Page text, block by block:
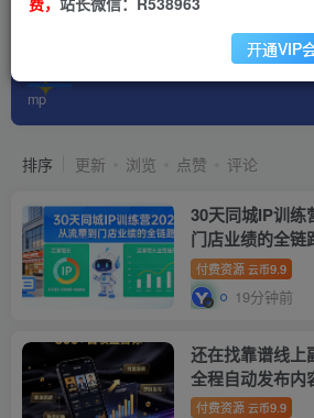
mp
排序 更新 浏览 点赞 评论
30天同城IP训练
门店业绩的全链
付费资源 云币9.9
19分钟前
还在找靠谱线上
全程自动发布内
轻松日入500+【
付费资源 云币9.9
开通VIP